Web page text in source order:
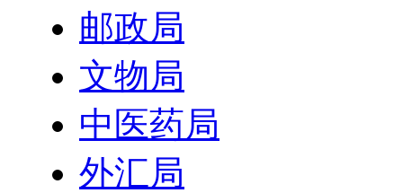
邮政局
文物局
中医药局
外汇局